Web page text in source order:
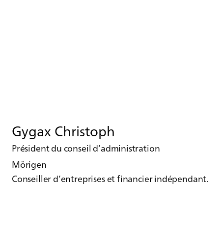
Gygax Christoph
Président du conseil d’administration
Mörigen
Conseiller d’entreprises et financier indépendant.